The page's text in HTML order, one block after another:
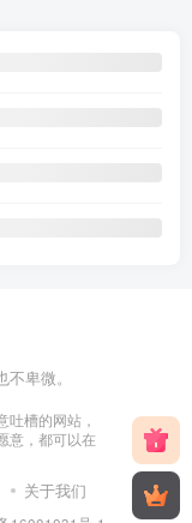
卑微。
吐槽的网站，
意，都可以在
关于我们